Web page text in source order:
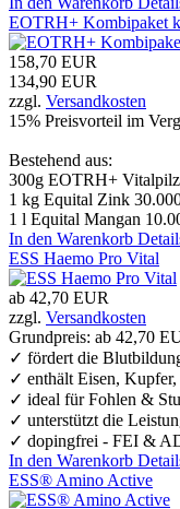
EOTRH+ Kombipaket
158,70 EUR
134,90 EUR
zzgl. Versandkosten
15% Preisvorteil im
Bestehend aus:
300g EOTRH+
1 kg Equital Zink
1 l Equital Mangan
In den Warenkorb
ESS Haemo Pro Vital
ab 42,70 EUR
zzgl. Versandkosten
Grundpreis: ab 42,70
✓ fördert die
✓ enthält Eisen,
✓ ideal für Fohlen &
✓ unterstützt die
✓ dopingfrei - FEI &
In den Warenkorb
ESS® Amino Active